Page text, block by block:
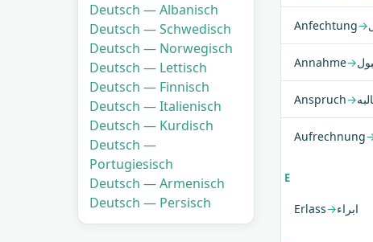
Anfechtung→
Annahme→
Anspruch→
Aufrechnung
E
Erlass→ابراء
Deutsch — Albanisch
Deutsch — Schwedisch
Deutsch — Norwegisch
Deutsch — Lettisch
Deutsch — Finnisch
Deutsch — Italienisch
Deutsch — Kurdisch
Deutsch —
Portugiesisch
Deutsch — Armenisch
Deutsch — Persisch